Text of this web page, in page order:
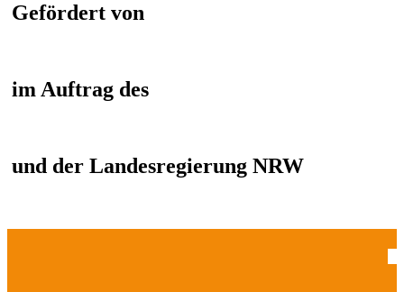
Gefördert von
im Auftrag des
und der Landesregierung NRW